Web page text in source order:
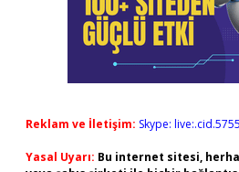
Reklam ve İletişim: Skype:
Yasal Uyarı: Bu internet sitesi,